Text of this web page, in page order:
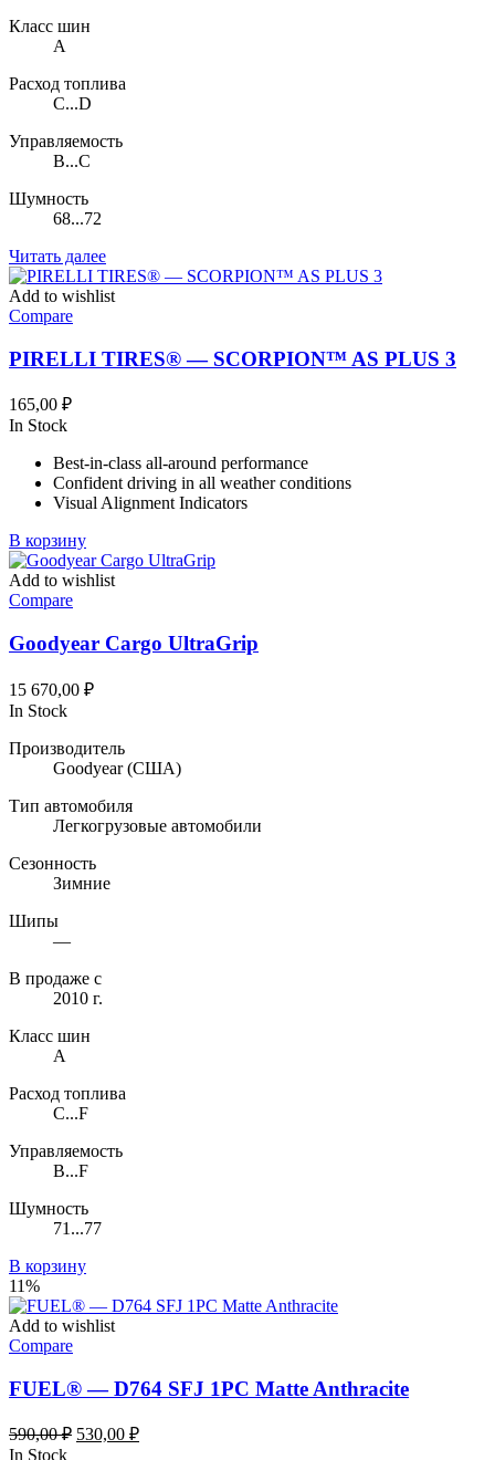
Класс шин
A
Расход топлива
C...D
Управляемость
B...C
Шумность
68...72
Читать далее
Add to wishlist
Compare
PIRELLI TIRES® — SCORPION™ AS PLUS 3
165,00 ₽
In Stock
Best-in-class all-around performance
Confident driving in all weather conditions
Visual Alignment Indicators
В корзину
Add to wishlist
Compare
Goodyear Cargo UltraGrip
15 670,00 ₽
In Stock
Производитель
Goodyear(США)
Тип автомобиля
Легкогрузовые автомобили
Сезонность
Зимние
Шипы
—
В продаже с
2010 г.
Класс шин
A
Расход топлива
C...F
Управляемость
B...F
Шумность
71...77
В корзину
11%
Add to wishlist
Compare
FUEL® — D764 SFJ 1PC Matte Anthracite
590,00₽ Первоначальная
530,00 ₽Текущая
In Stock